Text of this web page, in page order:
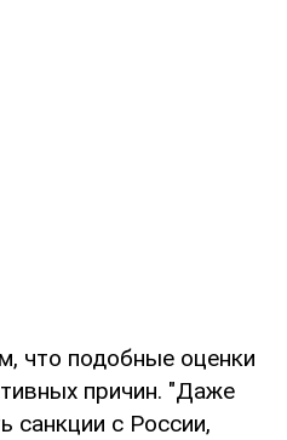
что подобные оценки
причин. "Даже
санкции с России,